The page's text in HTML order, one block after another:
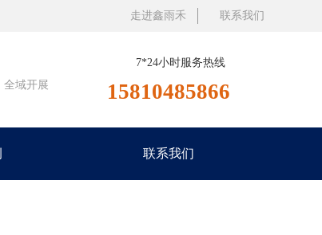
联系我们
走进鑫雨禾
全域开展
7*24小时服务热线
15810485866
联系我们